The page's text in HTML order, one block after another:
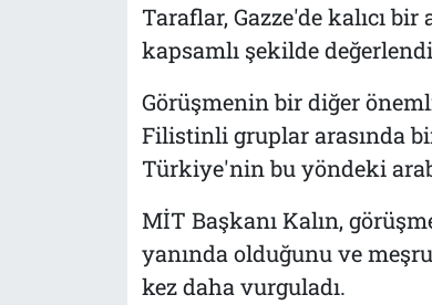
Taraflar, Gazze'de kalıcı bir
kapsamlı şekilde
Görüşmenin bir diğer
Filistinli gruplar arasında
Türkiye'nin bu yöndeki
MİT Başkanı Kalın,
yanında olduğunu ve
kez daha vurguladı.